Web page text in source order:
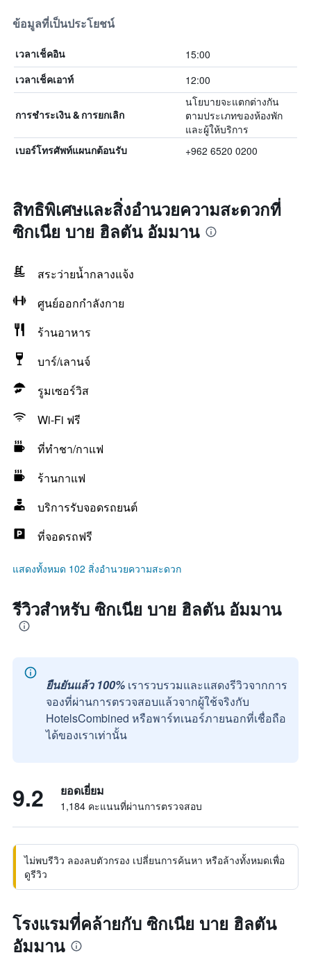
ข้อมูลที่เป็นประโยชน์
เวลาเช็คอิน 15:00
เวลาเช็คเอาท์ 12:00
การชำระเงิน & การยกเลิก
นโยบายจะแตกต่างกัน
ตามประเภทของห้องพัก
และผู้ให้บริการ
เบอร์โทรศัพท์แผนกต้อนรับ +962 6520 0200
สิทธิพิเศษและสิ่งอำนวยความสะดวกที่
ซิกเนีย บาย ฮิลตัน อัมมาน
สระว่ายน้ำกลางแจ้ง
ศูนย์ออกกำลังกาย
ร้านอาหาร
บาร์/เลานจ์
รูมเซอร์วิส
Wi-Fi ฟรี
ที่ทำชา/กาแฟ
ร้านกาแฟ
บริการรับจอดรถยนต์
ที่จอดรถฟรี
แสดงทั้งหมด 102 สิ่งอำนวยความสะดวก
รีวิวสำหรับ ซิกเนีย บาย ฮิลตัน อัมมาน
ยืนยันแล้ว 100% เรารวบรวมและแสดงรีวิวจากการ
จองที่ผ่านการตรวจสอบแล้วจากผู้ใช้จริงกับ
HotelsCombined หรือพาร์ทเนอร์ภายนอกที่เชื่อถือ
ได้ของเราเท่านั้น
9.2 ยอดเยี่ยม
1,184 คะแนนที่ผ่านการตรวจสอบ
ไม่พบรีวิว ลองลบตัวกรอง เปลี่ยนการค้นหา หรือล้างทั้งหมดเพื่อ
ดูรีวิว
โรงแรมที่คล้ายกับ ซิกเนีย บาย ฮิลตัน
อัมมาน